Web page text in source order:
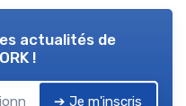
actualités de
!
➔ Je m'inscris